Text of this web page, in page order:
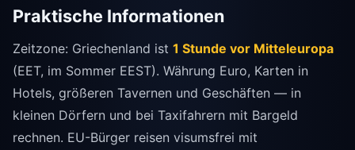
Praktische Informationen
Zeitzone: Griechenland ist 1 Stunde vor Mitteleuropa
(EET, im Sommer EEST). Währung Euro, Karten in
Hotels, größeren Tavernen und Geschäften — in
kleinen Dörfern und bei Taxifahrern mit Bargeld
rechnen. EU-Bürger reisen visumsfrei mit